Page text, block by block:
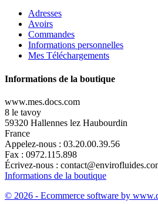
Adresses
Avoirs
Commandes
Informations personnelles
Mes Téléchargements
Informations de la boutique
www.mes.docs.com
8 le tavoy
59320 Hallennes lez Haubourdin
France
Appelez-nous : 03.20.00.39.56
Fax : 0972.115.898
Écrivez-nous :
Informations de la boutique
© 2026 - Ecommerce software by